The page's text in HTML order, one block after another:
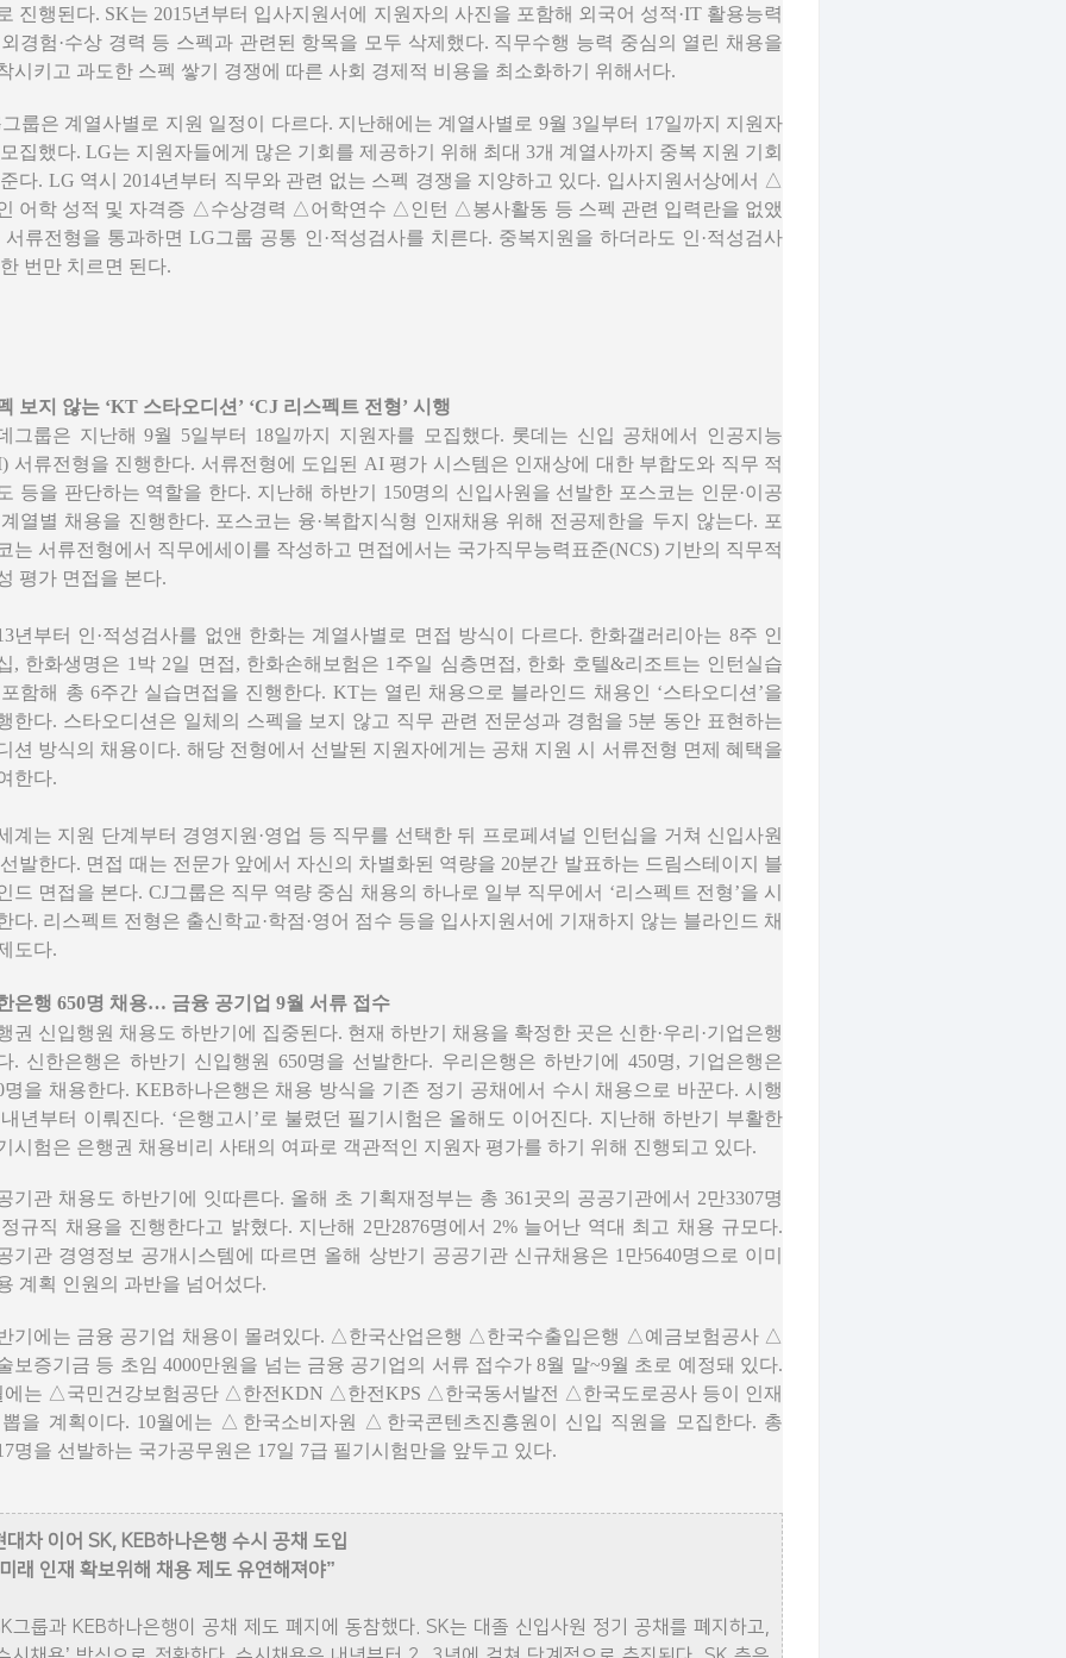
진행된다. SK는 2015년부터 입사지원서에 지원자의 사진을 포함해 외국어 성적·IT 활용능력
외경험·수상 경력 등 스펙과 관련된 항목을 모두 삭제했다. 직무수행 능력 중심의 열린 채용을
시키고 과도한 스펙 쌓기 경쟁에 따른 사회 경제적 비용을 최소화하기 위해서다.
룹은 계열사별로 지원 일정이 다르다. 지난해에는 계열사별로 9월 3일부터 17일까지 지원자
집했다. LG는 지원자들에게 많은 기회를 제공하기 위해 최대 3개 계열사까지 중복 지원 기회
다. LG 역시 2014년부터 직무와 관련 없는 스펙 경쟁을 지양하고 있다. 입사지원서상에서 △
어학 성적 및 자격증 △수상경력 △어학연수 △인턴 △봉사활동 등 스펙 관련 입력란을 없앴
서류전형을 통과하면 LG그룹 공통 인·적성검사를 치른다. 중복지원을 하더라도 인·적성검사
번만 치르면 된다.
보지 않는 ‘KT 스타오디션’ ‘CJ 리스펙트 전형’ 시행
그룹은 지난해 9월 5일부터 18일까지 지원자를 모집했다. 롯데는 신입 공채에서 인공지능
서류전형을 진행한다. 서류전형에 도입된 AI 평가 시스템은 인재상에 대한 부합도와 직무 적
등을 판단하는 역할을 한다. 지난해 하반기 150명의 신입사원을 선발한 포스코는 인문·이공
열별 채용을 진행한다. 포스코는 융·복합지식형 인재채용 위해 전공제한을 두지 않는다. 포
는 서류전형에서 직무에세이를 작성하고 면접에서는 국가직무능력표준(NCS) 기반의 직무적
평가 면접을 본다.
년부터 인·적성검사를 없앤 한화는 계열사별로 면접 방식이 다르다. 한화갤러리아는 8주 인
, 한화생명은 1박 2일 면접, 한화손해보험은 1주일 심층면접, 한화 호텔&리조트는 인턴실습
함해 총 6주간 실습면접을 진행한다. KT는 열린 채용으로 블라인드 채용인 ‘스타오디션’을
한다. 스타오디션은 일체의 스펙을 보지 않고 직무 관련 전문성과 경험을 5분 동안 표현하는
션 방식의 채용이다. 해당 전형에서 선발된 지원자에게는 공채 지원 시 서류전형 면제 혜택을
한다.
계는 지원 단계부터 경영지원·영업 등 직무를 선택한 뒤 프로페셔널 인턴십을 거쳐 신입사원
발한다. 면접 때는 전문가 앞에서 자신의 차별화된 역량을 20분간 발표하는 드림스테이지 블
드 면접을 본다. CJ그룹은 직무 역량 중심 채용의 하나로 일부 직무에서 ‘리스펙트 전형’을 시
다. 리스펙트 전형은 출신학교·학점·영어 점수 등을 입사지원서에 기재하지 않는 블라인드 채
도다.
은행 650명 채용… 금융 공기업 9월 서류 접수
권 신입행원 채용도 하반기에 집중된다. 현재 하반기 채용을 확정한 곳은 신한·우리·기업은행
. 신한은행은 하반기 신입행원 650명을 선발한다. 우리은행은 하반기에 450명, 기업은행은
명을 채용한다. KEB하나은행은 채용 방식을 기존 정기 공채에서 수시 채용으로 바꾼다. 시행
년부터 이뤄진다. ‘은행고시’로 불렸던 필기시험은 올해도 이어진다. 지난해 하반기 부활한
시험은 은행권 채용비리 사태의 여파로 객관적인 지원자 평가를 하기 위해 진행되고 있다.
기관 채용도 하반기에 잇따른다. 올해 초 기획재정부는 총 361곳의 공공기관에서 2만3307명
규직 채용을 진행한다고 밝혔다. 지난해 2만2876명에서 2% 늘어난 역대 최고 채용 규모다.
기관 경영정보 공개시스템에 따르면 올해 상반기 공공기관 신규채용은 1만5640명으로 이미
계획 인원의 과반을 넘어섰다.
기에는 금융 공기업 채용이 몰려있다. △한국산업은행 △한국수출입은행 △예금보험공사 △
보증기금 등 초임 4000만원을 넘는 금융 공기업의 서류 접수가 8월 말~9월 초로 예정돼 있다.
에는 △국민건강보험공단 △한전KDN △한전KPS △한국동서발전 △한국도로공사 등이 인재
을 계획이다. 10월에는 △한국소비자원 △한국콘텐츠진흥원이 신입 직원을 모집한다. 총
명을 선발하는 국가공무원은 17일 7급 필기시험만을 앞두고 있다.
대차 이어 SK, KEB하나은행 수시 공채 도입
래 인재 확보위해 채용 제도 유연해져야”
그룹과 KEB하나은행이 공채 제도 폐지에 동참했다. SK는 대졸 신입사원 정기 공채를 폐지하고,